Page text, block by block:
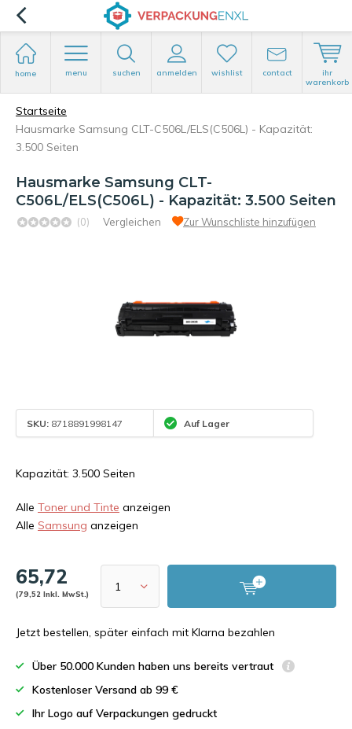
home menu suchen anmelden wishlist contact
ihr
warenkorb
Startseite
Hausmarke Samsung CLT-C506L/ELS(C506L) - Kapazität:
3.500 Seiten
Hausmarke Samsung CLT-
C506L/ELS(C506L) - Kapazität: 3.500 Seiten
(0) Vergleichen Zur Wunschliste hinzufügen
SKU: 8718891998147 Auf Lager
Kapazität: 3.500 Seiten
Alle Toner und Tinte anzeigen
Alle Samsung anzeigen
65,72
(79,52 Inkl. MwSt.)
Jetzt bestellen, später einfach mit Klarna bezahlen
Über 50.000 Kunden haben uns bereits vertraut
Kostenloser Versand ab 99 €
Ihr Logo auf Verpackungen gedruckt